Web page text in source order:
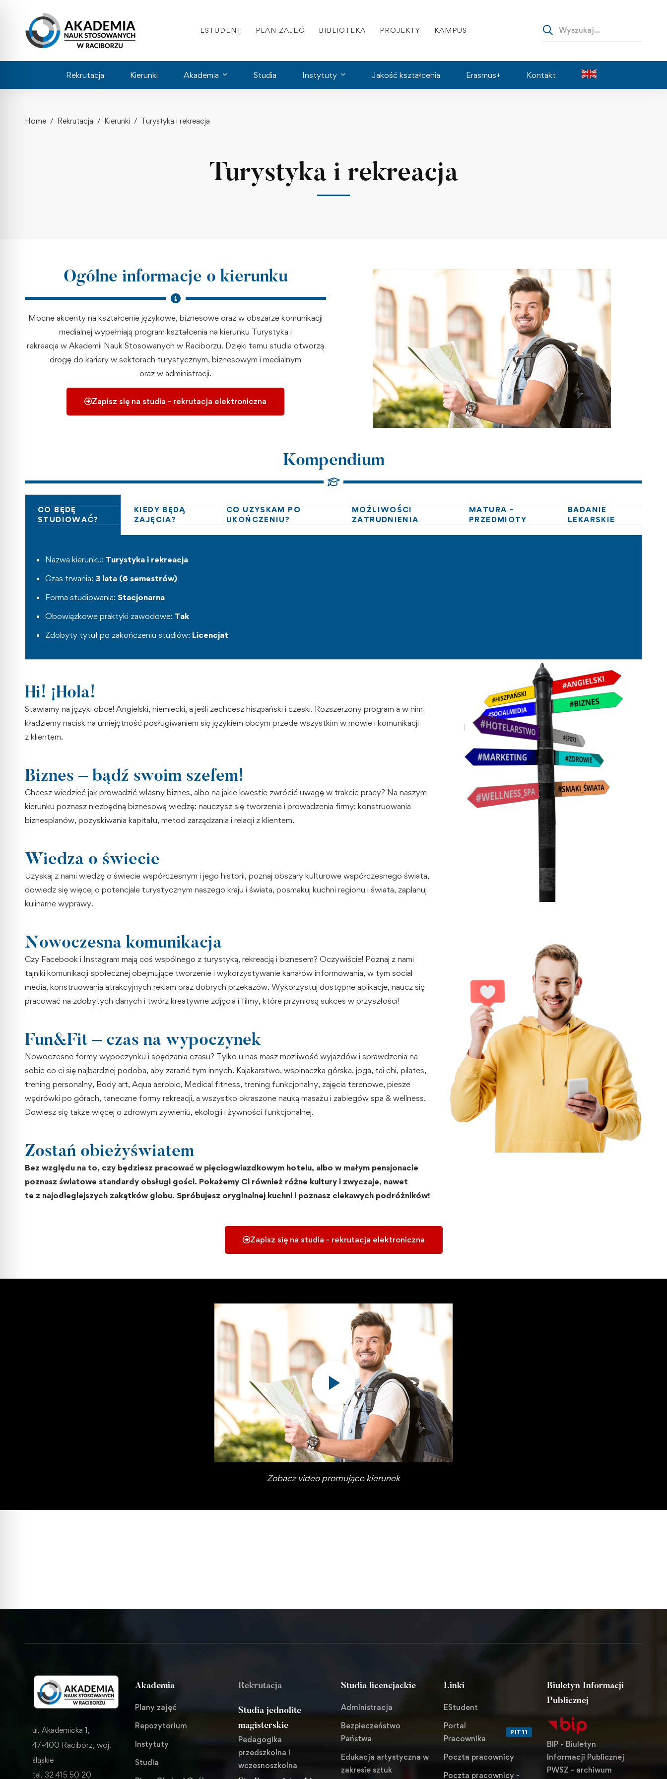
ESTUDENT PLAN ZAJĘĆ BIBLIOTEKA PROJEKTY KAMPUS
Rekrutacja Kierunki Akademia Studia Instytuty Jakość kształcenia Erasmus+ Kontakt
Home Rekrutacja Kierunki Turystyka i rekreacja
Turystyka i rekreacja
Ogólne informacje o kierunku
Mocne akcenty na kształcenie językowe, biznesowe oraz w obszarze komunikacji
medialnej wypełniają program kształcenia na kierunku Turystyka i
rekreacja w Akademii Nauk Stosowanych w Raciborzu. Dzięki temu studia otworzą
drogę do kariery w sektorach turystycznym, biznesowym i medialnym
oraz w administracji.
Zapisz się na studia - rekrutacja elektroniczna
Kompendium
CO BĘDĘ
STUDIOWAĆ?
KIEDY BĘDĄ
ZAJĘCIA?
CO UZYSKAM PO
UKOŃCZENIU?
MOŻLIWOŚCI
ZATRUDNIENIA
MATURA -
PRZEDMIOTY
BADANIE
LEKARSKIE
Nazwa kierunku: Turystyka i rekreacja
Czas trwania: 3 lata (6 semestrów)
Forma studiowania: Stacjonarna
Obowiązkowe praktyki zawodowe: Tak
Zdobyty tytuł po zakończeniu studiów: Licencjat
Hi! ¡Hola!
Stawiamy na języki obce! Angielski, niemiecki, a jeśli zechcesz hiszpański i czeski. Rozszerzony program a w nim
kładziemy nacisk na umiejętność posługiwaniem się językiem obcym przede wszystkim w mowie i komunikacji
z klientem.
Biznes – bądź swoim szefem!
Chcesz wiedzieć jak prowadzić własny biznes, albo na jakie kwestie zwrócić uwagę w trakcie pracy? Na naszym
kierunku poznasz niezbędną biznesową wiedzę: nauczysz się tworzenia i prowadzenia firmy; konstruowania
biznesplanów, pozyskiwania kapitału, metod zarządzania i relacji z klientem.
Wiedza o świecie
Uzyskaj z nami wiedzę o świecie współczesnym i jego historii, poznaj obszary kulturowe współczesnego świata,
dowiedz się więcej o potencjale turystycznym naszego kraju i świata, posmakuj kuchni regionu i świata, zaplanuj
kulinarne wyprawy.
Nowoczesna komunikacja
Czy Facebook i Instagram mają coś wspólnego z turystyką, rekreacją i biznesem? Oczywiście! Poznaj z nami
tajniki komunikacji społecznej obejmujące tworzenie i wykorzystywanie kanałów informowania, w tym social
media, konstruowania atrakcyjnych reklam oraz dobrych przekazów. Wykorzystuj dostępne aplikacje, naucz się
pracować na zdobytych danych i twórz kreatywne zdjęcia i filmy, które przyniosą sukces w przyszłości!
Fun&Fit – czas na wypoczynek
Nowoczesne formy wypoczynku i spędzania czasu? Tylko u nas masz możliwość wyjazdów i sprawdzenia na
sobie co ci się najbardziej podoba, aby zarazić tym innych. Kajakarstwo, wspinaczka górska, joga, tai chi, pilates,
trening personalny, Body art, Aqua aerobic, Medical fitness, trening funkcjonalny, zajęcia terenowe, piesze
wędrówki po górach, taneczne formy rekreacji, a wszystko okraszone nauką masażu i zabiegów spa & wellness.
Dowiesz się także więcej o zdrowym żywieniu, ekologii i żywności funkcjonalnej.
Zostań obieżyświatem
Bez względu na to, czy będziesz pracować w pięciogwiazdkowym hotelu, albo w małym pensjonacie
poznasz światowe standardy obsługi gości. Pokażemy Ci również różne kultury i zwyczaje, nawet
te z najodleglejszych zakątków globu. Spróbujesz oryginalnej kuchni i poznasz ciekawych podróżników!
Zapisz się na studia - rekrutacja elektroniczna
Zobacz video promujące kierunek
ul. Akademicka 1,
47-400 Racibórz, woj.
śląskie
tel. 32 415 50 20
Akademia
Plany zajęć
Repozytorium
Instytuty
Studia
Rekrutacja
Studia jednolite
magisterskie
Pedagogika
przedszkolna i
wczesnoszkolna
Studia licencjackie
Administracja
Bezpieczeństwo
Państwa
Edukacja artystyczna w
zakresie sztuk
Linki
EStudent
Portal
Pracownika
PIT11
Poczta pracownicy
Poczta pracownicy -
Biuletyn Informacji
Publicznej
BIP - Biuletyn
Informacji Publicznej
PWSZ - archiwum